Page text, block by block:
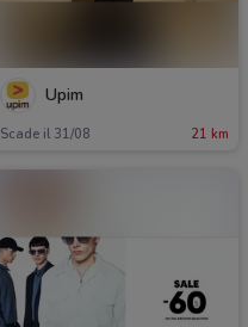
Upim
Scade il 31/08 21 km